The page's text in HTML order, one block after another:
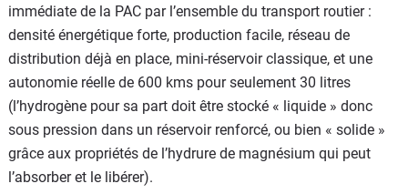
immédiate de la PAC par l’ensemble du transport routier :
densité énergétique forte, production facile, réseau de
distribution déjà en place, mini-réservoir classique, et une
autonomie réelle de 600 kms pour seulement 30 litres
(l’hydrogène pour sa part doit être stocké « liquide » donc
sous pression dans un réservoir renforcé, ou bien « solide »
grâce aux propriétés de l’hydrure de magnésium qui peut
l’absorber et le libérer).